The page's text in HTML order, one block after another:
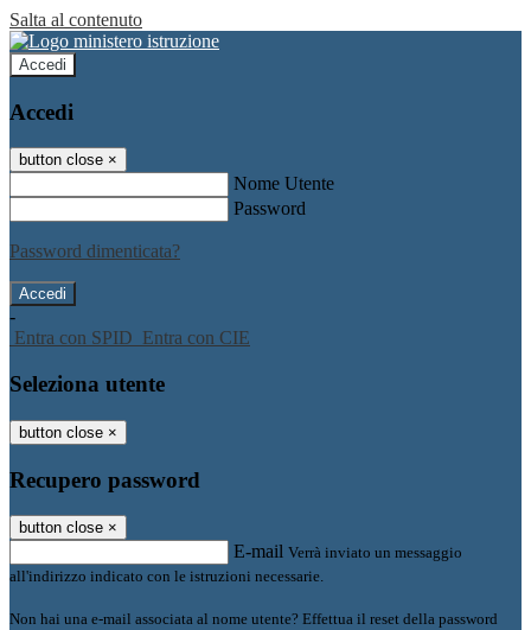
Salta al contenuto
Accedi
Accedi
button close ×
Nome Utente
Password
Password dimenticata?
-
Entra con SPID Entra con CIE
Seleziona utente
button close ×
Recupero password
button close ×
E-mail Verrà inviato un messaggio
all'indirizzo indicato con le istruzioni necessarie.
Non hai una e-mail associata al nome utente? Effettua il reset della password